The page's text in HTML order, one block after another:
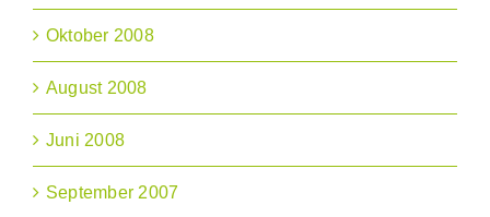
Oktober 2008
August 2008
Juni 2008
September 2007